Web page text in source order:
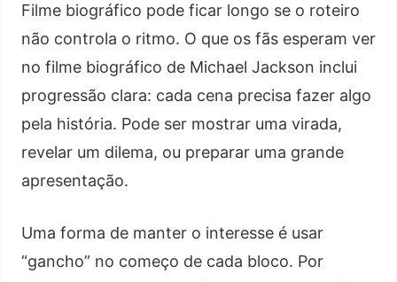
Filme biográfico pode ficar longo se o roteiro
não controla o ritmo. O que os fãs esperam ver
no filme biográfico de Michael Jackson inclui
progressão clara: cada cena precisa fazer algo
pela história. Pode ser mostrar uma virada,
revelar um dilema, ou preparar uma grande
apresentação.
Uma forma de manter o interesse é usar
“gancho” no começo de cada bloco. Por